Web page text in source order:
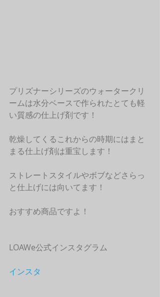
プリズナーシリーズのウォータークリ
ームは水分ベースで作られたとても軽
い質感の仕上げ剤です！
乾燥してくるこれからの時期にはまと
まる仕上げ剤は重宝します！
ストレートスタイルやボブなどさらっ
と仕上げには向いてます！
おすすめ商品ですよ！
LOAWe公式インスタグラム
インスタ